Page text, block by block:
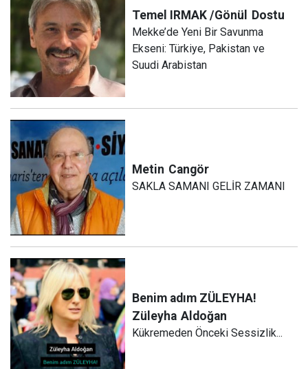
Temel IRMAK /Gönül Dostu
Mekke’de Yeni Bir Savunma
Ekseni: Türkiye, Pakistan ve
Suudi Arabistan
Metin Cangör
SAKLA SAMANI GELİR ZAMANI
Benim adım ZÜLEYHA!
Züleyha Aldoğan
Kükremeden Önceki Sessizlik...